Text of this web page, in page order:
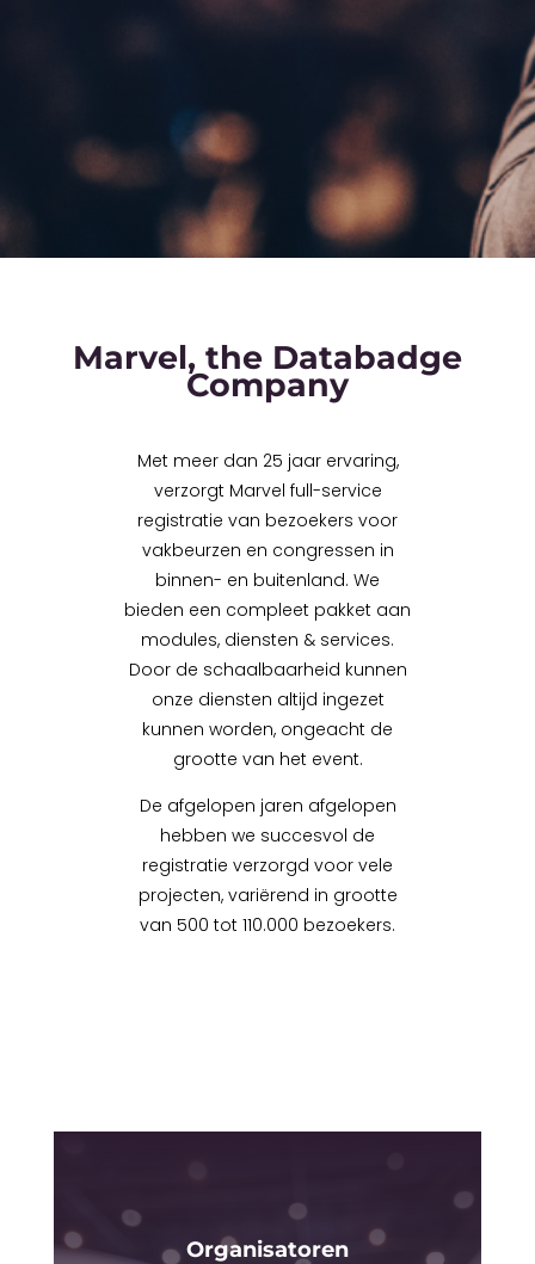
Marvel, the Databadge
Company
Met meer dan 25 jaar ervaring,
verzorgt Marvel full-service
registratie van bezoekers voor
vakbeurzen en congressen in
binnen- en buitenland. We
bieden een compleet pakket aan
modules, diensten & services.
Door de schaalbaarheid kunnen
onze diensten altijd ingezet
kunnen worden, ongeacht de
grootte van het event.
De afgelopen jaren afgelopen
hebben we succesvol de
registratie verzorgd voor vele
projecten, variërend in grootte
van 500 tot 110.000 bezoekers.
Organisatoren